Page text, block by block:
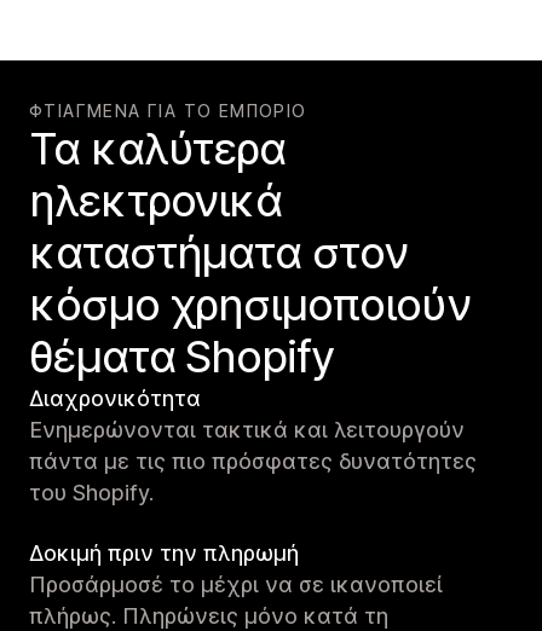
ΦΤΙΑΓΜΈΝΑ ΓΙΑ ΤΟ ΕΜΠΌΡΙΟ
Τα καλύτερα
ηλεκτρονικά
καταστήματα στον
κόσμο χρησιμοποιούν
θέματα Shopify
Διαχρονικότητα
Ενημερώνονται τακτικά και λειτουργούν
πάντα με τις πιο πρόσφατες δυνατότητες
του Shopify.
Δοκιμή πριν την πληρωμή
Προσάρμοσέ το μέχρι να σε ικανοποιεί
πλήρως. Πληρώνεις μόνο κατά τη